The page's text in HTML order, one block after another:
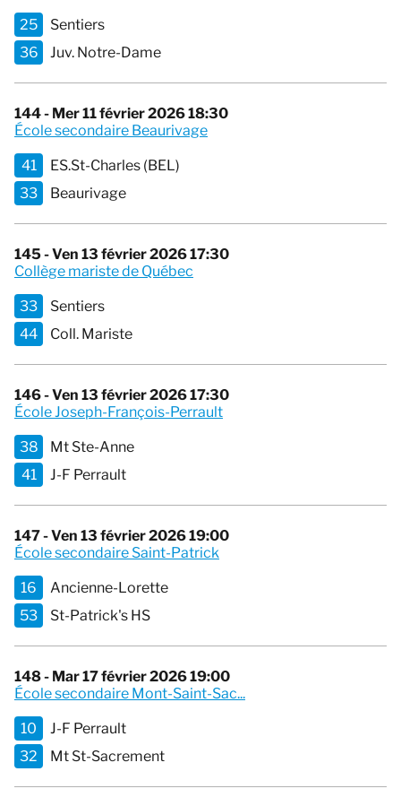
25
Sentiers
36
Juv. Notre-Dame
144 - Mer 11 février 2026 18:30
École secondaire Beaurivage
41
ES.St-Charles (BEL)
33
Beaurivage
145 - Ven 13 février 2026 17:30
Collège mariste de Québec
33
Sentiers
44
Coll. Mariste
146 - Ven 13 février 2026 17:30
École Joseph-François-Perrault
38
Mt Ste-Anne
41
J-F Perrault
147 - Ven 13 février 2026 19:00
École secondaire Saint-Patrick
16
Ancienne-Lorette
53
St-Patrick's HS
148 - Mar 17 février 2026 19:00
École secondaire Mont-Saint-Sac...
10
J-F Perrault
32
Mt St-Sacrement